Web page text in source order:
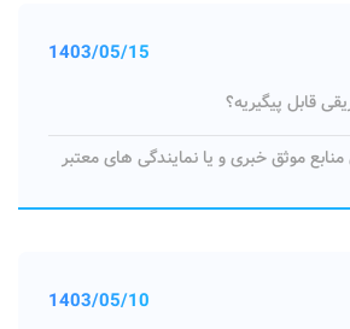
1403/05/15
قابل پیگیریه؟
موثق خبری و یا نمایندگی های معتبر
1403/05/10